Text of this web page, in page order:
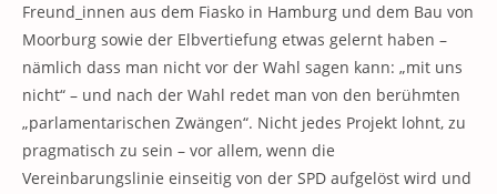
Freund_innen aus dem Fiasko in Hamburg und dem Bau von
Moorburg sowie der Elbvertiefung etwas gelernt haben –
nämlich dass man nicht vor der Wahl sagen kann: „mit uns
nicht“ – und nach der Wahl redet man von den berühmten
„parlamentarischen Zwängen“. Nicht jedes Projekt lohnt, zu
pragmatisch zu sein – vor allem, wenn die
Vereinbarungslinie einseitig von der SPD aufgelöst wird und